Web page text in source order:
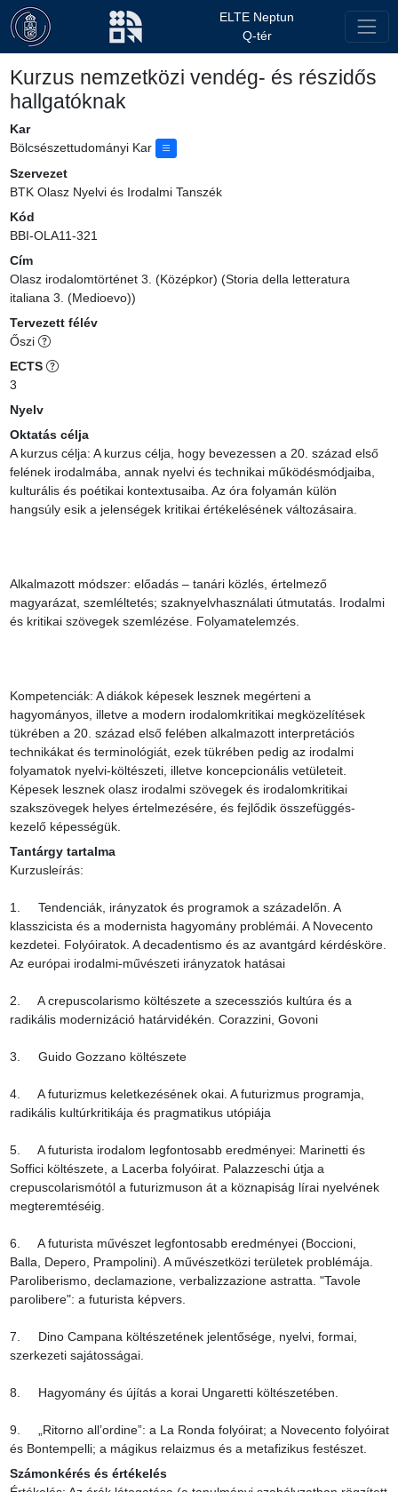
ELTE Neptun
Q-tér
Kurzus nemzetközi vendég- és részidős
hallgatóknak
Kar
Bölcsészettudományi Kar
Szervezet
BTK Olasz Nyelvi és Irodalmi Tanszék
Kód
BBI-OLA11-321
Cím
Olasz irodalomtörténet 3. (Középkor) (Storia della letteratura
italiana 3. (Medioevo))
Tervezett félév
Őszi
ECTS
3
Nyelv
Oktatás célja
A kurzus célja: A kurzus célja, hogy bevezessen a 20. század első
felének irodalmába, annak nyelvi és technikai működésmódjaiba,
kulturális és poétikai kontextusaiba. Az óra folyamán külön
hangsúly esik a jelenségek kritikai értékelésének változásaira.
Alkalmazott módszer: előadás – tanári közlés, értelmező
magyarázat, szemléltetés; szaknyelvhasználati útmutatás. Irodalmi
és kritikai szövegek szemlézése. Folyamatelemzés.
Kompetenciák: A diákok képesek lesznek megérteni a
hagyományos, illetve a modern irodalomkritikai megközelítések
tükrében a 20. század első felében alkalmazott interpretációs
technikákat és terminológiát, ezek tükrében pedig az irodalmi
folyamatok nyelvi-költészeti, illetve koncepcionális vetületeit.
Képesek lesznek olasz irodalmi szövegek és irodalomkritikai
szakszövegek helyes értelmezésére, és fejlődik összefüggés-
kezelő képességük.
Tantárgy tartalma
Kurzusleírás:
1.     Tendenciák, irányzatok és programok a századelőn. A
klasszicista és a modernista hagyomány problémái. A Novecento
kezdetei. Folyóiratok. A decadentismo és az avantgárd kérdésköre.
Az európai irodalmi-művészeti irányzatok hatásai
2.     A crepuscolarismo költészete a szecessziós kultúra és a
radikális modernizáció határvidékén. Corazzini, Govoni
3.     Guido Gozzano költészete
4.     A futurizmus keletkezésének okai. A futurizmus programja,
radikális kultúrkritikája és pragmatikus utópiája
5.     A futurista irodalom legfontosabb eredményei: Marinetti és
Soffici költészete, a Lacerba folyóirat. Palazzeschi útja a
crepuscolarismótól a futurizmuson át a köznapiság lírai nyelvének
megteremtéséig.
6.     A futurista művészet legfontosabb eredményei (Boccioni,
Balla, Depero, Prampolini). A művészetközi területek problémája.
Paroliberismo, declamazione, verbalizzazione astratta. "Tavole
parolibere": a futurista képvers.
7.     Dino Campana költészetének jelentősége, nyelvi, formai,
szerkezeti sajátosságai.
8.     Hagyomány és újítás a korai Ungaretti költészetében.
9.     „Ritorno all’ordine”: a La Ronda folyóirat; a Novecento folyóirat
és Bontempelli; a mágikus relaizmus és a metafizikus festészet.
Számonkérés és értékelés